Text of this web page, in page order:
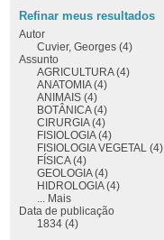
Refinar meus resultados
Autor
Cuvier, Georges (4)
Assunto
AGRICULTURA (4)
ANATOMIA (4)
ANIMAIS (4)
BOTÂNICA (4)
CIRURGIA (4)
FISIOLOGIA (4)
FISIOLOGIA VEGETAL (4)
FÍSICA (4)
GEOLOGIA (4)
HIDROLOGIA (4)
... Mais
Data de publicação
1834 (4)